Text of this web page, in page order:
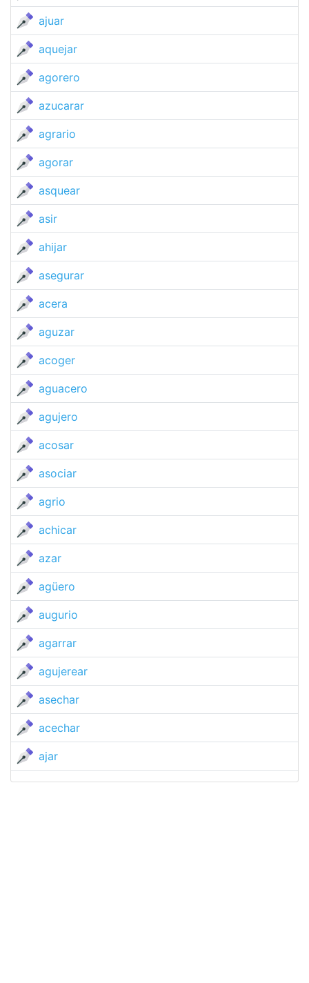
ajuar
aquejar
agorero
azucarar
agrario
agorar
asquear
asir
ahijar
asegurar
acera
aguzar
acoger
aguacero
agujero
acosar
asociar
agrio
achicar
azar
agüero
augurio
agarrar
agujerear
asechar
acechar
ajar